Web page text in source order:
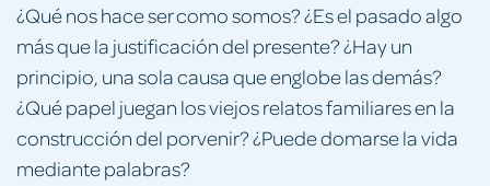
¿Qué nos hace ser como somos? ¿Es el pasado algo
más que la justificación del presente? ¿Hay un
principio, una sola causa que englobe las demás?
¿Qué papel juegan los viejos relatos familiares en la
construcción del porvenir? ¿Puede domarse la vida
mediante palabras?